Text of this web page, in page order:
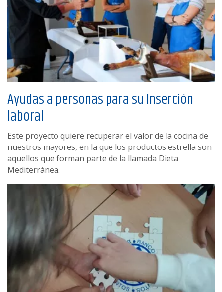
Ayudas a personas para su Inserción
laboral
Este proyecto quiere recuperar el valor de la cocina de
nuestros mayores, en la que los productos estrella son
aquellos que forman parte de la llamada Dieta
Mediterránea.